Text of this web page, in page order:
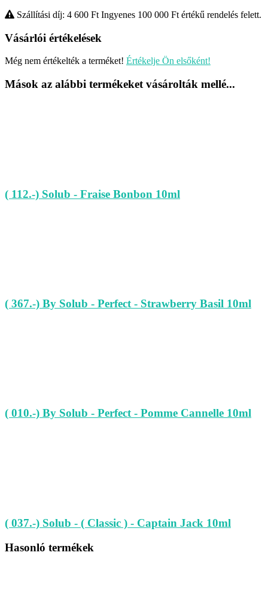
Szállítási díj: 4 600 Ft Ingyenes 100 000 Ft értékű rendelés felett.
Vásárlói értékelések
Még nem értékelték a terméket! Értékelje Ön elsőként!
Mások az alábbi termékeket vásárolták mellé...
( 112.-) Solub - Fraise Bonbon 10ml
( 367.-) By Solub - Perfect - Strawberry Basil 10ml
( 010.-) By Solub - Perfect - Pomme Cannelle 10ml
( 037.-) Solub - ( Classic ) - Captain Jack 10ml
Hasonló termékek